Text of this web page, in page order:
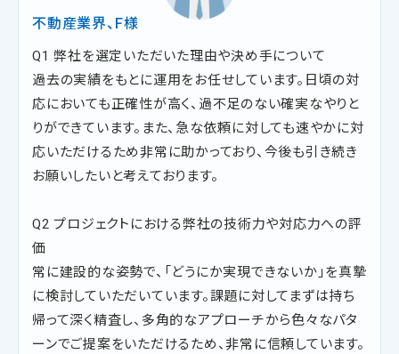
不動産業界、F様
Q1 弊社を選定いただいた理由や決め手について
過去の実績をもとに運用をお任せしています。日頃の対
応においても正確性が高く、過不足のない確実なやりと
りができています。また、急な依頼に対しても速やかに対
応いただけるため非常に助かっており、今後も引き続き
お願いしたいと考えております。
Q2 プロジェクトにおける弊社の技術力や対応力への評
価
常に建設的な姿勢で、「どうにか実現できないか」を真摯
に検討していただいています。課題に対してまずは持ち
帰って深く精査し、多角的なアプローチから色々なパタ
ーンでご提案をいただけるため、非常に信頼しています。